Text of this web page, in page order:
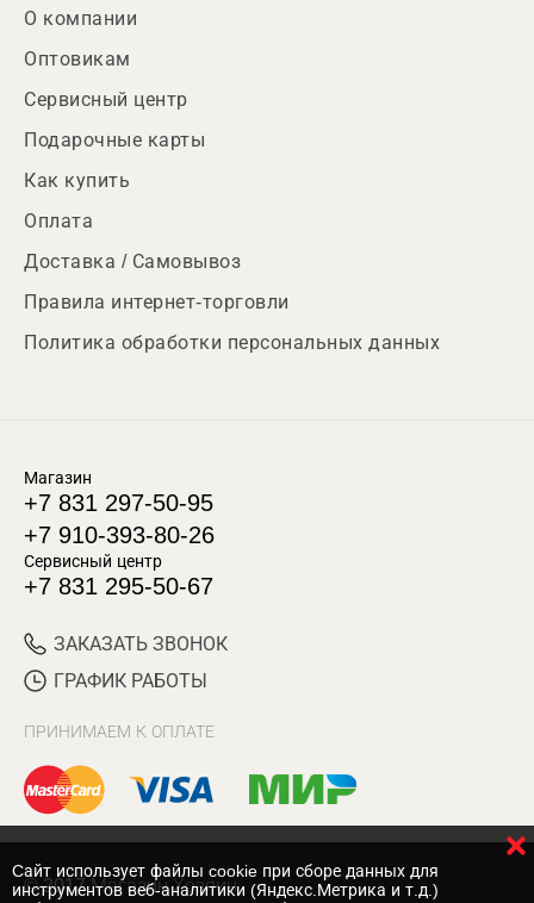
О компании
Оптовикам
Сервисный центр
Подарочные карты
Как купить
Оплата
Доставка / Самовывоз
Правила интернет-торговли
Политика обработки персональных данных
Магазин
+7 831 297-50-95
+7 910-393-80-26
Сервисный центр
+7 831 295-50-67
ЗАКАЗАТЬ ЗВОНОК
ГРАФИК РАБОТЫ
ПРИНИМАЕМ К ОПЛАТЕ
© 2017 Магазин Хозяин
Cайт использует файлы cookie при сборе данных для
инструментов веб-аналитики (Яндекс.Метрика и т.д.)